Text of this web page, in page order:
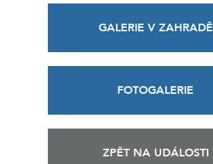
GALERIE V ZAHRADĚ
FOTOGALERIE
ZPĚT NA UDÁLOSTI